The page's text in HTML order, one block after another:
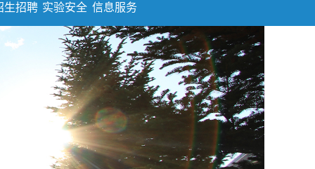
生招聘 实验安全 信息服务